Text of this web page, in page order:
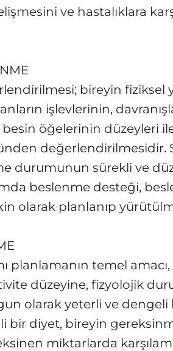
ve hastalıklara
bireyin fiziksel
işlevlerinin,
öğelerinin düzeyleri
değerlendirilmesidir.
durumunun sürekli ve
beslenme desteği,
olarak planlanıp
planlamanın temel
düzeyine, fizyolojik
olarak yeterli ve
bir diyet, bireyin
miktarlarda